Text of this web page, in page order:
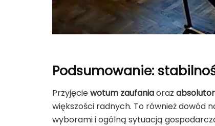
Podsumowanie:
Przyjęciewotum zaufaniaoraz
większości radnych. To również dowód
wyborami i ogólną sytuacją